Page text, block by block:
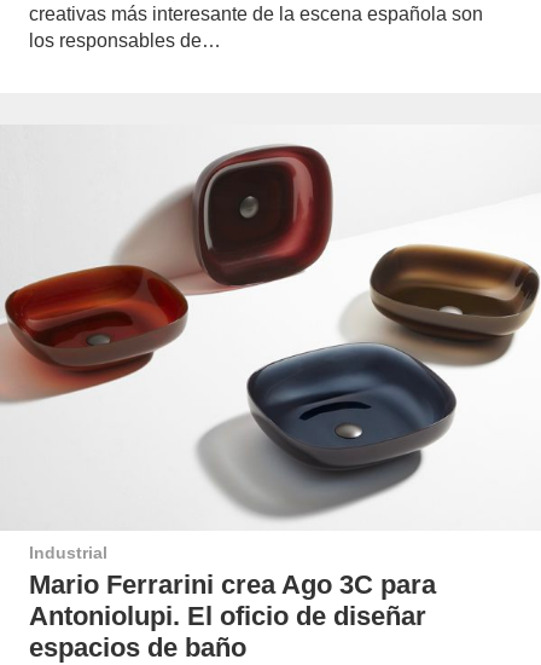
creativas más interesante de la escena española son
los responsables de…
Industrial
Mario Ferrarini crea Ago 3C para
Antoniolupi. El oficio de diseñar
espacios de baño